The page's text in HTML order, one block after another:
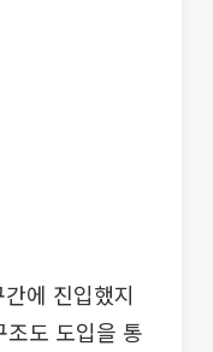
에 진입했지
도 도입을 통